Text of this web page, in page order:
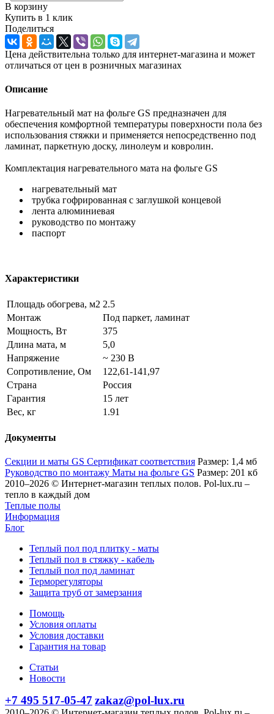
В корзину
Купить в 1 клик
Поделиться
Цена действительна только для интернет-магазина и может
отличаться от цен в розничных магазинах
Описание
Нагревательный мат на фольге GS предназначен для
обеспечения комфортной температуры поверхности пола без
использования стяжки и применяется непосредственно под
ламинат, паркетную доску, линолеум и ковролин.
Комплектация нагревательного мата на фольге GS
нагревательный мат
трубка гофрированная с заглушкой концевой
лента алюминиевая
руководство по монтажу
паспорт
Характеристики
Площадь обогрева, м2 2.5
Монтаж
Под паркет, ламинат
Мощность, Вт
375
Длина мата, м
5,0
Напряжение
~ 230 В
Сопротивление, Ом
122,61-141,97
Страна
Россия
Гарантия
15 лет
Вес, кг
1.91
Документы
Секции и маты GS Сертификат соответствия Размер: 1,4 мб
Руководство по монтажу Маты на фольге GS Размер: 201 кб
2010–2026 © Интернет-магазин теплых полов. Pol-lux.ru –
тепло в каждый дом
Теплые полы
Информация
Блог
Теплый пол под плитку - маты
Теплый пол в стяжку - кабель
Теплый пол под ламинат
Терморегуляторы
Защита труб от замерзания
Помощь
Условия оплаты
Условия доставки
Гарантия на товар
Статьи
Новости
+7 495 517-05-47 zakaz@pol-lux.ru